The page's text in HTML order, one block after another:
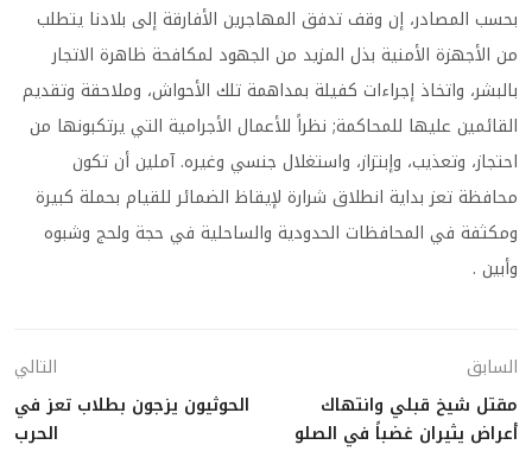
بحسب المصادر، إن وقف تدفق المهاجرين الأفارقة إلى بلادنا يتطلب
من الأجهزة الأمنية بذل المزيد من الجهود لمكافحة ظاهرة الاتجار
بالبشر، واتخاذ إجراءات كفيلة بمداهمة تلك الأحواش، وملاحقة وتقديم
القائمين عليها للمحاكمة; نظراً للأعمال الأجرامية التي يرتكبونها من
احتجاز، وتعذيب، وإبتزاز، واستغلال جنسي وغيره. آملين أن تكون
محافظة تعز بداية انطلاق شرارة لإيقاظ الضمائر للقيام بحملة كبيرة
ومكثفة في المحافظات الحدودية والساحلية في حجة ولحج وشبوه
وأبين .
السابق
مقتل شيخ قبلي وانتهاك
أعراض يثيران غضباً في الصلو
التالي
الحوثيون يزجون بطلاب تعز في
الحرب